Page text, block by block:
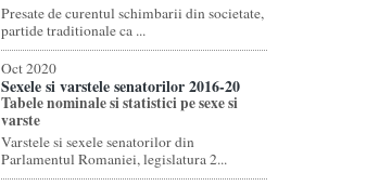
Presate de curentul schimbarii din societate,
partide traditionale ca ...
Oct 2020
Sexele si varstele senatorilor 2016-20
Tabele nominale si statistici pe sexe si
varste
Varstele si sexele senatorilor din
Parlamentul Romaniei, legislatura 2...